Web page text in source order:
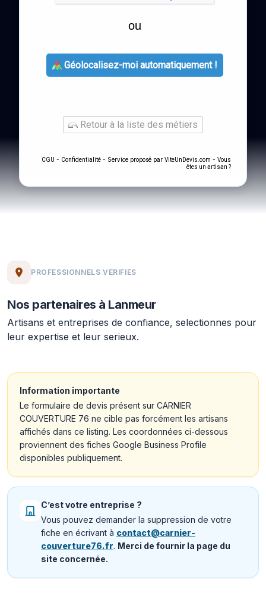
ou
Géolocalisez-moi automatiquement !
Retour à la liste des métiers
CGU - Confidentialité - Service proposé par ViteUnDevis.com - Vous
êtes un artisan ?
PROFESSIONNELS VERIFIES
Nos partenaires à Lanmeur
Artisans et entreprises de confiance, selectionnes pour
leur expertise et leur serieux.
Information importante
Le formulaire de devis présent sur CARNIER
COUVERTURE 76 ne cible pas forcément les artisans
affichés dans ce listing. Les coordonnées ci-dessous
proviennent des fiches Google Business Profile
disponibles publiquement.
C’est votre entreprise ?
Vous pouvez demander la suppression de votre
fiche en écrivant à contact@carnier-
couverture76.fr. Merci de fournir la page du
site concernée.